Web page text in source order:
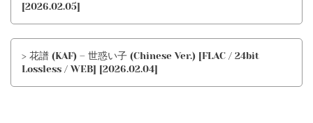
[2026.02.05]
> 花譜 (KAF) – 世惑い子 (Chinese Ver.) [FLAC / 24bit
Lossless / WEB] [2026.02.04]